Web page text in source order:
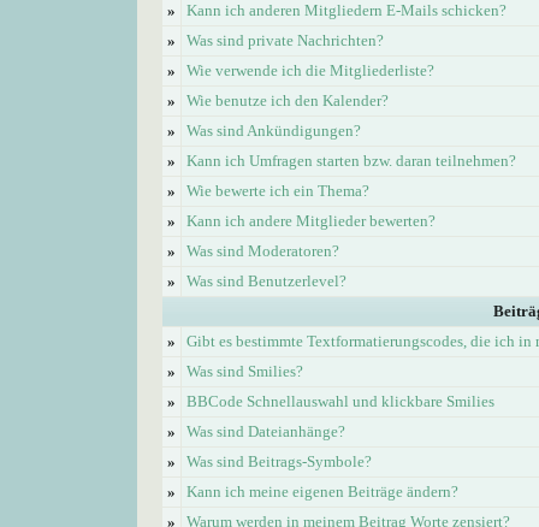
»
Kann ich anderen Mitgliedern E-Mails schicken?
»
Was sind private Nachrichten?
»
Wie verwende ich die Mitgliederliste?
»
Wie benutze ich den Kalender?
»
Was sind Ankündigungen?
»
Kann ich Umfragen starten bzw. daran teilnehmen?
»
Wie bewerte ich ein Thema?
»
Kann ich andere Mitglieder bewerten?
»
Was sind Moderatoren?
»
Was sind Benutzerlevel?
»
Gibt es bestimmte Textformatierungscodes, die ich
»
Was sind Smilies?
»
BBCode Schnellauswahl und klickbare Smilies
»
Was sind Dateianhänge?
»
Was sind Beitrags-Symbole?
»
Kann ich meine eigenen Beiträge ändern?
»
Warum werden in meinem Beitrag Worte zensiert?